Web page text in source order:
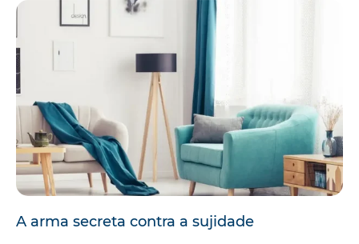
A arma secreta contra a sujidade